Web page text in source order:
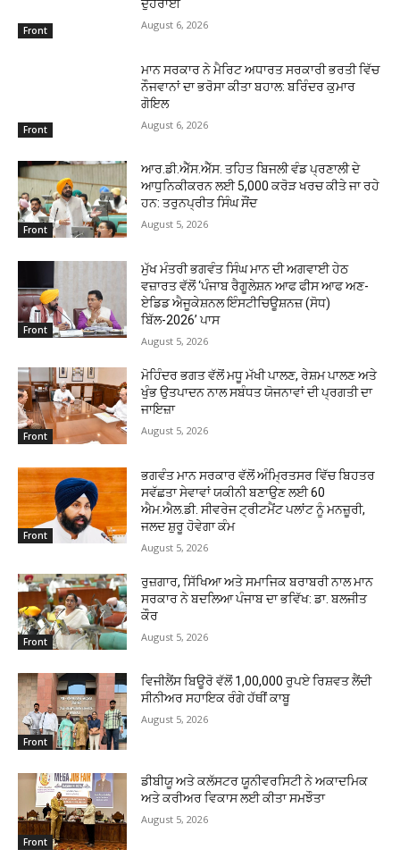
Front
ਦੁਹਰਾਈ
August 6, 2026
Front
ਮਾਨ ਸਰਕਾਰ ਨੇ ਮੈਰਿਟ ਅਧਾਰਤ ਸਰਕਾਰੀ ਭਰਤੀ ਵਿੱਚ
ਨੌਜਵਾਨਾਂ ਦਾ ਭਰੋਸਾ ਕੀਤਾ ਬਹਾਲ: ਬਰਿੰਦਰ ਕੁਮਾਰ
ਗੋਇਲ
August 6, 2026
Front
ਆਰ.ਡੀ.ਐੱਸ.ਐੱਸ. ਤਹਿਤ ਬਿਜਲੀ ਵੰਡ ਪ੍ਰਣਾਲੀ ਦੇ
ਆਧੁਨਿਕੀਕਰਨ ਲਈ 5,000 ਕਰੋੜ ਖਰਚ ਕੀਤੇ ਜਾ ਰਹੇ
ਹਨ: ਤਰੁਨਪ੍ਰੀਤ ਸਿੰਘ ਸੌਂਦ
August 5, 2026
Front
ਮੁੱਖ ਮੰਤਰੀ ਭਗਵੰਤ ਸਿੰਘ ਮਾਨ ਦੀ ਅਗਵਾਈ ਹੇਠ
ਵਜ਼ਾਰਤ ਵੱਲੋਂ ‘ਪੰਜਾਬ ਰੈਗੂਲੇਸ਼ਨ ਆਫ ਫੀਸ ਆਫ ਅਣ-
ਏਡਿਡ ਐਜੂਕੇਸ਼ਨਲ ਇੰਸਟੀਚਿਊਸ਼ਨਜ਼ (ਸੋਧ)
ਬਿੱਲ-2026’ ਪਾਸ
August 5, 2026
Front
ਮੋਹਿੰਦਰ ਭਗਤ ਵੱਲੋਂ ਮਧੂ ਮੱਖੀ ਪਾਲਣ, ਰੇਸ਼ਮ ਪਾਲਣ ਅਤੇ
ਖੁੰਭ ਉਤਪਾਦਨ ਨਾਲ ਸਬੰਧਤ ਯੋਜਨਾਵਾਂ ਦੀ ਪ੍ਰਗਤੀ ਦਾ
ਜਾਇਜ਼ਾ
August 5, 2026
Front
ਭਗਵੰਤ ਮਾਨ ਸਰਕਾਰ ਵੱਲੋਂ ਅੰਮ੍ਰਿਤਸਰ ਵਿੱਚ ਬਿਹਤਰ
ਸਵੱਛਤਾ ਸੇਵਾਵਾਂ ਯਕੀਨੀ ਬਣਾਉਣ ਲਈ 60
ਐਮ.ਐਲ.ਡੀ. ਸੀਵਰੇਜ ਟ੍ਰੀਟਮੈਂਟ ਪਲਾਂਟ ਨੂੰ ਮਨਜ਼ੂਰੀ,
ਜਲਦ ਸ਼ੁਰੂ ਹੋਵੇਗਾ ਕੰਮ
August 5, 2026
Front
ਰੁਜ਼ਗਾਰ, ਸਿੱਖਿਆ ਅਤੇ ਸਮਾਜਿਕ ਬਰਾਬਰੀ ਨਾਲ ਮਾਨ
ਸਰਕਾਰ ਨੇ ਬਦਲਿਆ ਪੰਜਾਬ ਦਾ ਭਵਿੱਖ: ਡਾ. ਬਲਜੀਤ
ਕੌਰ
August 5, 2026
Front
ਵਿਜੀਲੈਂਸ ਬਿਊਰੋ ਵੱਲੋਂ 1,00,000 ਰੁਪਏ ਰਿਸ਼ਵਤ ਲੈਂਦੀ
ਸੀਨੀਅਰ ਸਹਾਇਕ ਰੰਗੇ ਹੱਥੀਂ ਕਾਬੂ
August 5, 2026
Front
ਡੀਬੀਯੂ ਅਤੇ ਕਲੱਸਟਰ ਯੂਨੀਵਰਸਿਟੀ ਨੇ ਅਕਾਦਮਿਕ
ਅਤੇ ਕਰੀਅਰ ਵਿਕਾਸ ਲਈ ਕੀਤਾ ਸਮਝੌਤਾ
August 5, 2026